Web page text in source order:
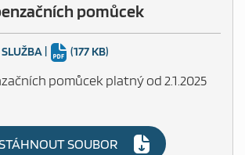
pomůcek
| (177 KB)
pomůcek platný od 2.1.2025
SOUBOR